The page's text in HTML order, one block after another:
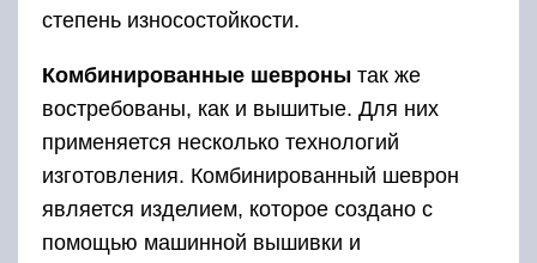
степень износостойкости.
Комбинированные шевроны так же
востребованы, как и вышитые. Для них
применяется несколько технологий
изготовления. Комбинированный шеврон
является изделием, которое создано с
помощью машинной вышивки и